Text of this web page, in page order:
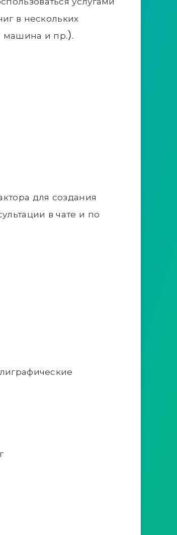
в нескольких
машина и пр.).
для создания
в чате и по